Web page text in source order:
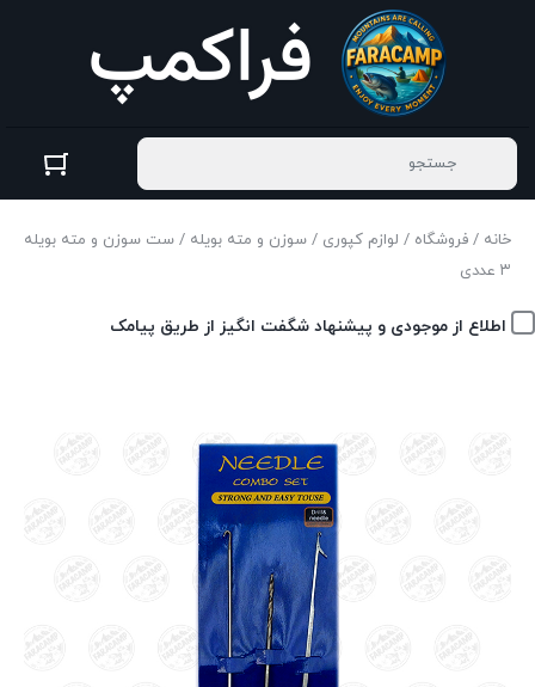
خانه / فروشگاه / لوازم کپوری / سوزن و مته بویله / ست سوزن و مته بویله
۳ عددی
اطلاع از موجودی و پیشنهاد شگفت انگیز از طریق پیامک